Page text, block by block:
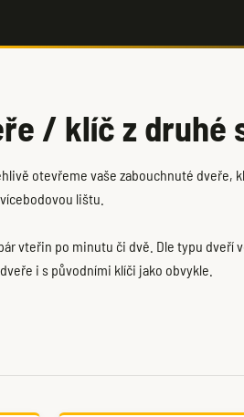
/ klíč z druhé
otevřeme vaše zabouchnuté dveře,
lištu.
vteřin po minutu či dvě. Dle typu dveří
i s původními klíči jako obvykle.